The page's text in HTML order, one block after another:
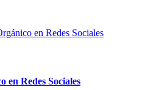
en Redes Sociales